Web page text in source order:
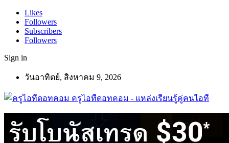
Likes
Followers
Subscribers
Followers
Sign in
วันอาทิตย์, สิงหาคม 9, 2026
ครูไอทีดอทคอม - แหล่งเรียนรู้คู่คนไอที